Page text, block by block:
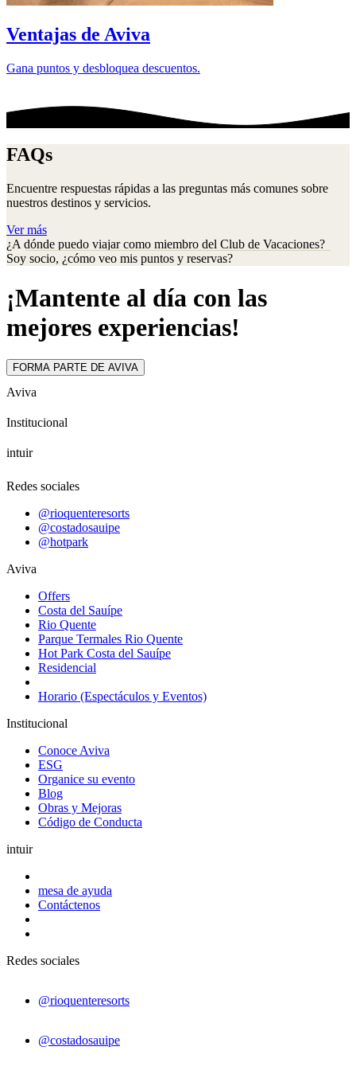
Ventajas de Aviva
Gana puntos y desbloquea descuentos.
FAQs
Encuentre respuestas rápidas a las preguntas más comunes sobre
nuestros destinos y servicios.
Ver más
¿A dónde puedo viajar como miembro del Club de Vacaciones?
Soy socio, ¿cómo veo mis puntos y reservas?
¡Mantente al día con las
mejores experiencias!
FORMA PARTE DE AVIVA
Aviva
Institucional
intuir
Redes sociales
@rioquenteresorts
@costadosauipe
@hotpark
Aviva
Offers
Costa del Sauípe
Rio Quente
Parque Termales Rio Quente
Hot Park Costa del Sauípe
Residencial
Horario (Espectáculos y Eventos)
Institucional
Conoce Aviva
ESG
Organice su evento
Blog
Obras y Mejoras
Código de Conducta
intuir
mesa de ayuda
Contáctenos
Redes sociales
@rioquenteresorts
@costadosauipe